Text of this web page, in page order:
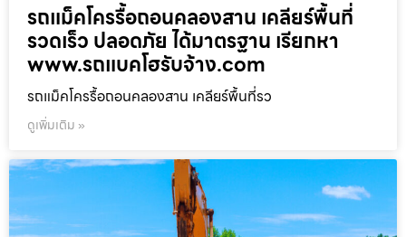
รถแม็คโครรื้อถอนคลองสาน เคลียร์พื้นที่
รวดเร็ว ปลอดภัย ได้มาตรฐาน เรียกหา
www.รถแบคโฮรับจ้าง.com
รถแม็คโครรื้อถอนคลองสาน เคลียร์พื้นที่รว
ดูเพิ่มเติม »